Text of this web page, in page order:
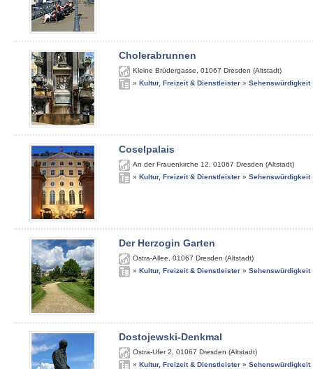
Cholerabrunnen
Kleine Brüdergasse 01067 Dresden (Altstadt)
» Kultur, Freizeit & Dienstleister » Sehenswürdigkeit
Coselpalais
An der Frauenkirche 12 01067 Dresden (Altstadt)
» Kultur, Freizeit & Dienstleister » Sehenswürdigkeit
Der Herzogin Garten
Ostra-Allee 01067 Dresden (Altstadt)
» Kultur, Freizeit & Dienstleister » Sehenswürdigkeit
Dostojewski-Denkmal
Ostra-Ufer 2 01067 Dresden (Altstadt)
» Kultur, Freizeit & Dienstleister » Sehenswürdigkeit